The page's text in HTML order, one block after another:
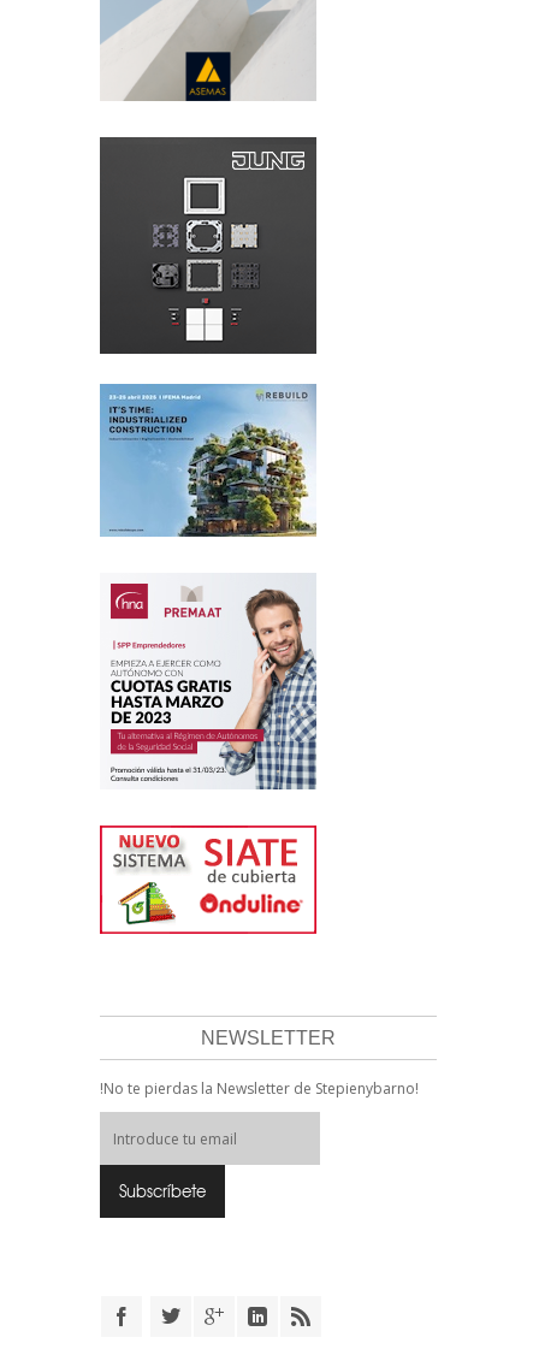
NEWSLETTER
!No te pierdas la Newsletter de Stepienybarno!